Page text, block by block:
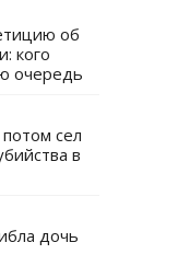
об
кого
очередь
сел
в
дочь